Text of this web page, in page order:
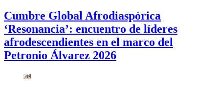
Cumbre Global Afrodiaspórica
‘Resonancia’: encuentro de líderes
afrodescendientes en el marco del
Petronio Álvarez 2026